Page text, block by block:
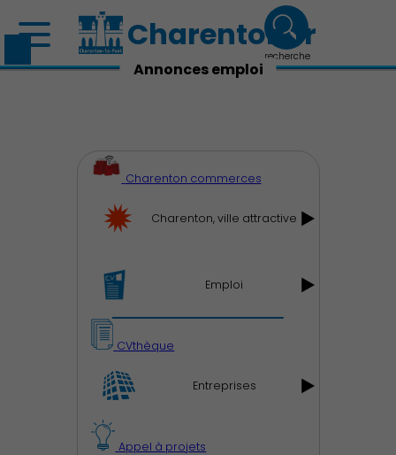
Charenton.fr
recherche
Annonces emploi
Charenton commerces
Charenton, ville attractive
Emploi
CVthèque
Entreprises
Appel à projets